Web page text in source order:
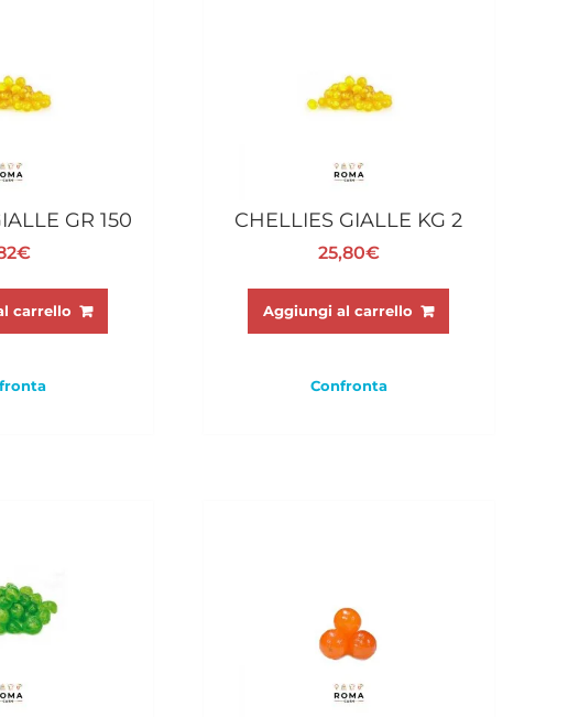
GR 150
€
carrello
CHELLIES GIALLE KG 2
25,80€
Aggiungi al carrello
Confronta